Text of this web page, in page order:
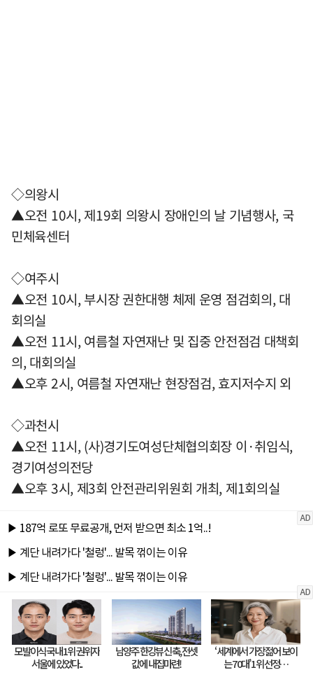
◇의왕시
▲오전 10시, 제19회 의왕시 장애인의 날 기념행사, 국
민체육센터
◇여주시
▲오전 10시, 부시장 권한대행 체제 운영 점검회의, 대
회의실
▲오전 11시, 여름철 자연재난 및 집중 안전점검 대책회
의, 대회의실
▲오후 2시, 여름철 자연재난 현장점검, 효지저수지 외
◇과천시
▲오전 11시, (사)경기도여성단체협의회장 이·취임식,
경기여성의전당
▲오후 3시, 제3회 안전관리위원회 개최, 제1회의실